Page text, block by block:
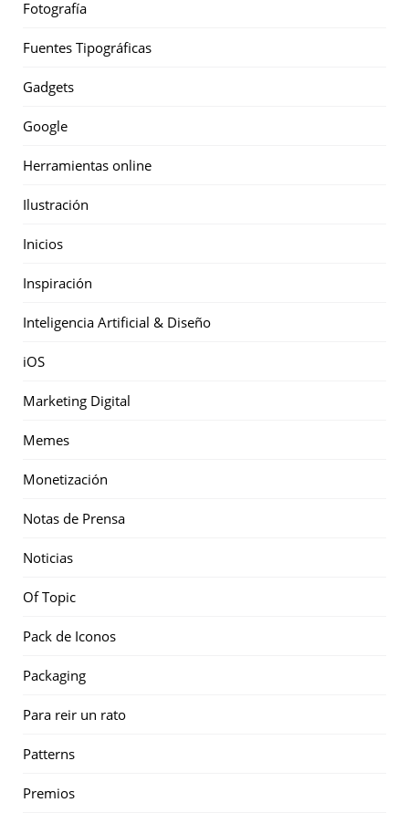
Fotografía
Fuentes Tipográficas
Gadgets
Google
Herramientas online
Ilustración
Inicios
Inspiración
Inteligencia Artificial & Diseño
iOS
Marketing Digital
Memes
Monetización
Notas de Prensa
Noticias
Of Topic
Pack de Iconos
Packaging
Para reir un rato
Patterns
Premios